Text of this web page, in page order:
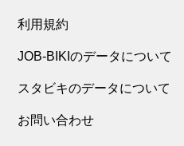
利用規約
JOB-BIKIのデータについて
スタビキのデータについて
お問い合わせ